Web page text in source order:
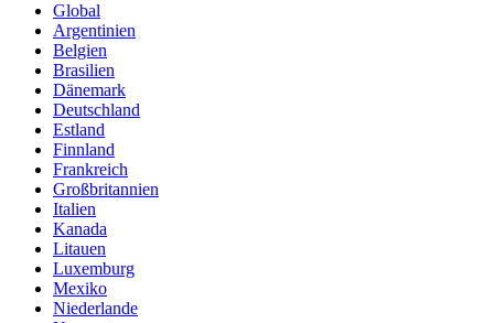
Global
Argentinien
Belgien
Brasilien
Dänemark
Deutschland
Estland
Finnland
Frankreich
Großbritannien
Italien
Kanada
Litauen
Luxemburg
Mexiko
Niederlande